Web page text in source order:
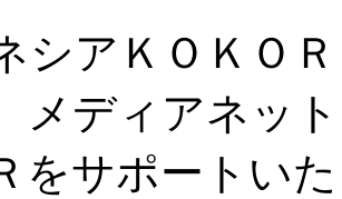
シアＫＯＫＯ
メディアネッ
をサポートい